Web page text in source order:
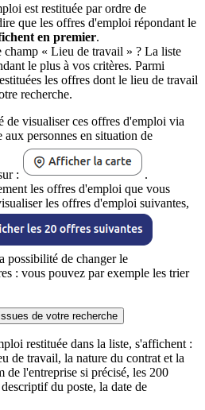
est restituée par ordre de
que les offres d'emploi répondant le
en premier.
champ « Lieu de travail » ? La liste
le plus à vos critères. Parmi
les offres dont le lieu de travail
recherche.
de visualiser ces offres d'emploi via
personnes en situation de
:
.
les offres d'emploi que vous
les offres d'emploi suivantes,
possibilité de changer le
: vous pouvez par exemple les trier
de votre recherche
restituée dans la liste, s'affichent :
de travail, la nature du contrat et la
de l'entreprise si précisé, les 200
du poste, la date de